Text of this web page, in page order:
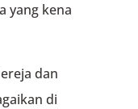
yang kena
dan
di